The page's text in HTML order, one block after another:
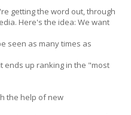
getting the word out, through
Here's the idea: We want
seen as many times as
ends up ranking in the "most
the help of new